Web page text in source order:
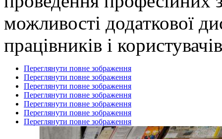
можливості додаткової
працівників і
Переглянути повне зображення
Переглянути повне зображення
Переглянути повне зображення
Переглянути повне зображення
Переглянути повне зображення
Переглянути повне зображення
Переглянути повне зображення